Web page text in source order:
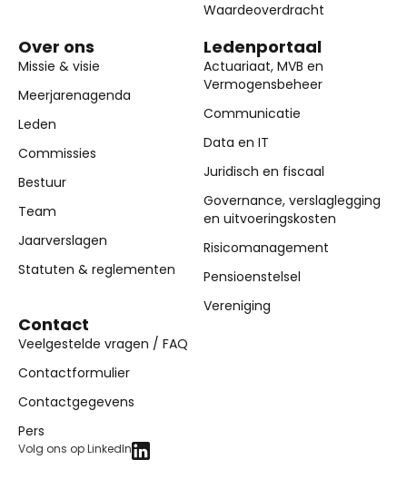
Waardeoverdracht
Over ons
Missie & visie
Meerjarenagenda
Leden
Commissies
Bestuur
Team
Jaarverslagen
Statuten & reglementen
Ledenportaal
Actuariaat, MVB en
Vermogensbeheer
Communicatie
Data en IT
Juridisch en fiscaal
Governance, verslaglegging
en uitvoeringskosten
Risicomanagement
Pensioenstelsel
Vereniging
Contact
Veelgestelde vragen / FAQ
Contactformulier
Contactgegevens
Pers
Volg ons op LinkedIn